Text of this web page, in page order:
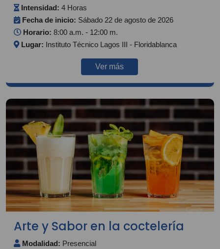
Intensidad: 4 Horas
Fecha de inicio: Sábado 22 de agosto de 2026
Horario: 8:00 a.m. - 12:00 m.
Lugar: Instituto Técnico Lagos III - Floridablanca
Ver más
Arte y Sabor en la coctelería
Modalidad: Presencial